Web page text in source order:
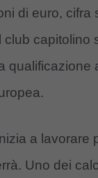
di euro, cifra
capitolino
qualificazione
a lavorare
Uno dei